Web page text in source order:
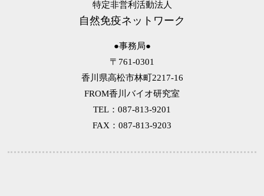
第2回 風邪予防の話
第1回 自然免疫の話
特定非営利活動法人
自然免疫ネットワーク
●事務局●
〒761-0301
香川県高松市林町2217-16
FROM香川バイオ研究室
TEL：087-813-9201
FAX：087-813-9203